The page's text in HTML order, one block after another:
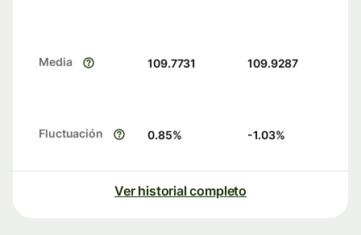
Media 109.7731 109.9287
Fluctuación 0.85% -1.03%
Ver historial completo